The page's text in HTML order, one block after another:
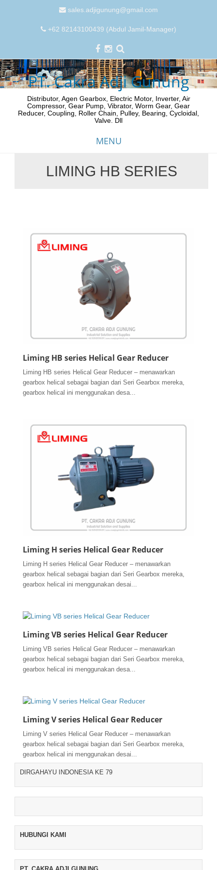
sales.adjigunung@gmail.com
+62 82143100439 (Abdul Jamil-Manager)
PT. Cakra Adji Gunung
Distributor, Agen Gearbox, Electric Motor, Inverter, Air
Compressor, Gear Pump, Vibrator, Worm Gear, Gear
Reducer, Coupling, Roller Chain, Pulley, Bearing, Cycloidal,
Valve. Dll
MENU
LIMING HB SERIES
Liming HB series Helical Gear Reducer
Liming HB series Helical Gear Reducer – menawarkan
gearbox helical sebagai bagian dari Seri Gearbox mereka,
gearbox helical ini menggunakan desa...
Liming H series Helical Gear Reducer
Liming H series Helical Gear Reducer – menawarkan
gearbox helical sebagai bagian dari Seri Gearbox mereka,
gearbox helical ini menggunakan desai...
Liming VB series Helical Gear Reducer
Liming VB series Helical Gear Reducer – menawarkan
gearbox helical sebagai bagian dari Seri Gearbox mereka,
gearbox helical ini menggunakan desa...
Liming V series Helical Gear Reducer
Liming V series Helical Gear Reducer – menawarkan
gearbox helical sebagai bagian dari Seri Gearbox mereka,
gearbox helical ini menggunakan desai...
DIRGAHAYU INDONESIA KE 79
HUBUNGI KAMI